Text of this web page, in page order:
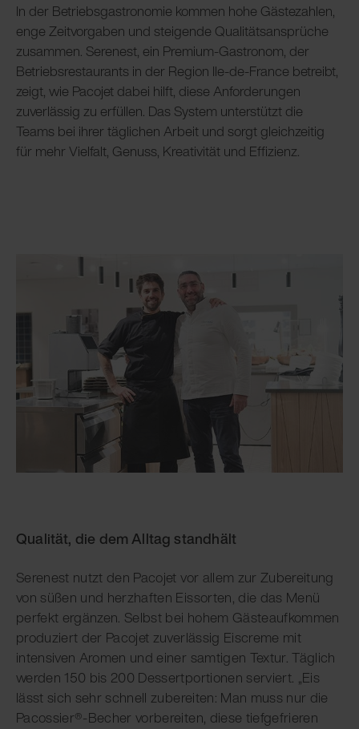
In der Betriebsgastronomie kommen hohe Gästezahlen,
enge Zeitvorgaben und steigende Qualitätsansprüche
zusammen. Serenest, ein Premium-Gastronom, der
Betriebsrestaurants in der Region Ile-de-France betreibt,
zeigt, wie Pacojet dabei hilft, diese Anforderungen
zuverlässig zu erfüllen. Das System unterstützt die
Teams bei ihrer täglichen Arbeit und sorgt gleichzeitig
für mehr Vielfalt, Genuss, Kreativität und Effizienz.
Qualität, die dem Alltag standhält
Serenest nutzt den Pacojet vor allem zur Zubereitung
von süßen und herzhaften Eissorten, die das Menü
perfekt ergänzen. Selbst bei hohem Gästeaufkommen
produziert der Pacojet zuverlässig Eiscreme mit
intensiven Aromen und einer samtigen Textur. Täglich
werden 150 bis 200 Dessertportionen serviert. „Eis
lässt sich sehr schnell zubereiten: Man muss nur die
Pacossier®-Becher vorbereiten, diese tiefgefrieren